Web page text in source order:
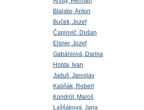
Blajsko, Anton
Buček, Jozef
Čaplovič, Dušan
Elsner, Jozef
Gabániová, Darina
Hopta, Ivan
Jaduš, Jaroslav
Kaliňák, Robert
Kondrót, Maroš
Laššáková, Jana